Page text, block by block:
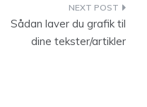
Sådan laver du grafik til
dine tekster/artikler